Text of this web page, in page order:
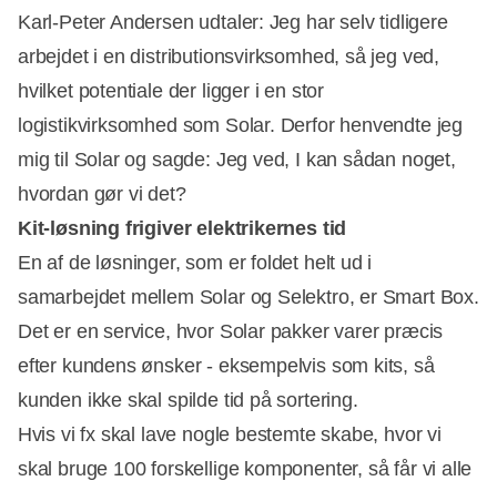
Karl-Peter Andersen udtaler: Jeg har selv tidligere
arbejdet i en distributionsvirksomhed, så jeg ved,
hvilket potentiale der ligger i en stor
logistikvirksomhed som Solar. Derfor henvendte jeg
mig til Solar og sagde: Jeg ved, I kan sådan noget,
hvordan gør vi det?
Kit-løsning frigiver elektrikernes tid
En af de løsninger, som er foldet helt ud i
samarbejdet mellem Solar og Selektro, er Smart Box.
Det er en service, hvor Solar pakker varer præcis
efter kundens ønsker - eksempelvis som kits, så
kunden ikke skal spilde tid på sortering.
Hvis vi fx skal lave nogle bestemte skabe, hvor vi
skal bruge 100 forskellige komponenter, så får vi alle